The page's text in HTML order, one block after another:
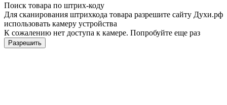
Поиск товара по штрих-коду
Для сканирования штрихкода товара разрешите сайту Духи.рф
использовать камеру устройства
К сожалению нет доступа к камере. Попробуйте еще раз
Разрешить